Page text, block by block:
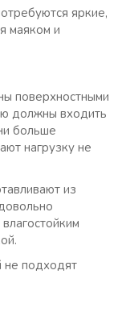
яркие,
маяком и
поверхностными
должны входить
больше
нагрузку не
из
не подходят